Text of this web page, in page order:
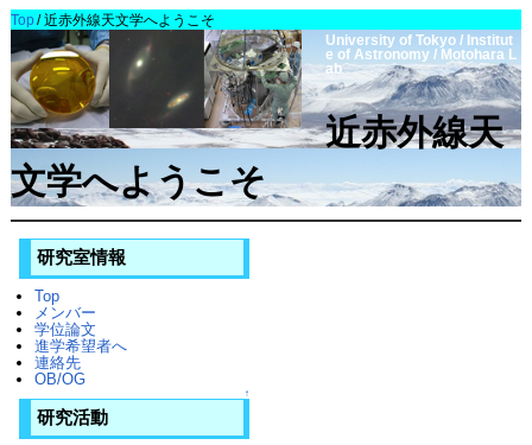
Top/ 近赤外線天文学へようこそ
University of Tokyo / Institut
e of Astronomy / Motohara L
ab
近赤外線天
文学へようこそ
研究室情報
Top
メンバー
学位論文
進学希望者へ
連絡先
OB/OG
↑
研究活動